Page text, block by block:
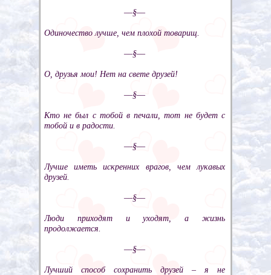
––§––
Одиночество лучше, чем плохой товарищ.
––§––
О, друзья мои! Нет на свете друзей!
––§––
Кто не был с тобой в печали, тот не будет с
тобой и в радости.
––§––
Лучше иметь искренних врагов, чем лукавых
друзей.
––§––
Люди приходят и уходят, а жизнь
продолжается.
––§––
Лучший способ сохранить друзей – я не